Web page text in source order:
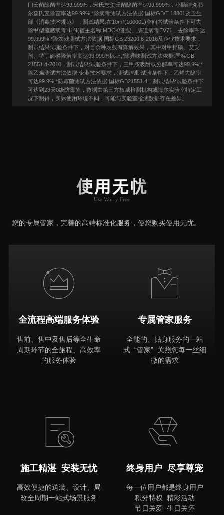
门氏菌除菌率达99.999%，宋氏志贺氏菌除菌率达99.999%，小肠结炎耶
尔森氏菌除菌率达99.99%;*除病毒测试方法依据:国标GB/T 18801及卫生
部《消毒技术规范》，测试结果:在10m³(10000L)空间内试验条件下可去
除甲型流感病毒H1N(宿主名称:MDCK细胞)、肠道病毒EV71，去除率高达
99.999%;*降农残测试方法依据:国标GB 23200.8-2016及企业技术要求，
测试结果:试验条件下，对百余种农残有降解效果，其中对甲拌磷、艾氏
剂、特丁硫磷降解率高达99.999%以上;*除异味测试方法依据:国标GB
21551.4-2010，测试结果:试验条件下，三甲胺吸附或分解率可达99.9%;*
除乙烯测试方法依据:企业技术要求，测试结果:试验条件下，乙烯去除率
可达99.9%;*防霉菌测试方法依据:国标GB21551.4，测试结果:试验条件下
可达到28天0级防霉菌，数据由第三方权威检测机构或海尔实验室特定工
况下测得，实际使用环境不同，可能与实验室检测数据存在差异。
使用无忧
Use Worry Free
您的专属管家，完善的高端标准化服务，使您购买使用无忧。
全流程高端服务体验
售前、售中及售后等全生命
周期环节的全旅程、高效率
的服务体验
专属管家服务
全能的、贴身服务的一站
式 “管家” 关照您每一丝细
微的需求
施工精湛 安装无忧
高效便捷的送装、设计、局
改全周期一站式场景服务
终身用户 尽享尊宠
每一位用户都是终身用户
积分特权 精彩活动
节日关爱 生日关怀